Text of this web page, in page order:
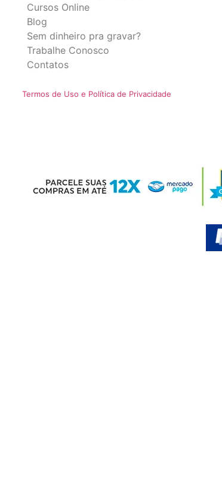
Cursos Online
Blog
Sem dinheiro pra gravar?
Trabalhe Conosco
Contatos
Termos de Uso e Política de Privacidade